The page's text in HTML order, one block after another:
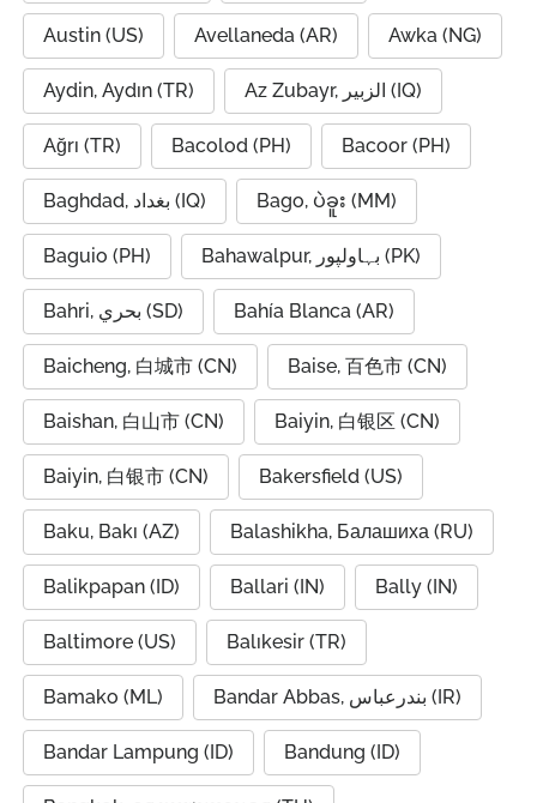
Austin (US) Avellaneda (AR) Awka (NG)
Aydin, Aydın (TR) Az Zubayr, الزبير (IQ)
Ağrı (TR) Bacolod (PH) Bacoor (PH)
Baghdad, بغداد (IQ) Bago, ပဲခူး (MM)
Baguio (PH) Bahawalpur, بہاولپور (PK)
Bahri, بحري (SD) Bahía Blanca (AR)
Baicheng, 白城市 (CN) Baise, 百色市 (CN)
Baishan, 白山市 (CN) Baiyin, 白银区 (CN)
Baiyin, 白银市 (CN) Bakersfield (US)
Baku, Bakı (AZ) Balashikha, Балашиха (RU)
Balikpapan (ID) Ballari (IN) Bally (IN)
Baltimore (US) Balıkesir (TR)
Bamako (ML) Bandar Abbas, بندرعباس (IR)
Bandar Lampung (ID) Bandung (ID)